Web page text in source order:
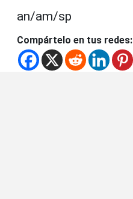
an/am/sp
Compártelo en tus redes: